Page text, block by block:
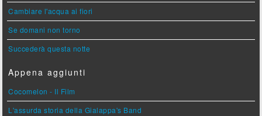
Cambiare l'acqua ai fiori
Se domani non torno
Succederà questa notte
Appena aggiunti
Cocomelon - Il Film
L'assurda storia della Gialappa's Band